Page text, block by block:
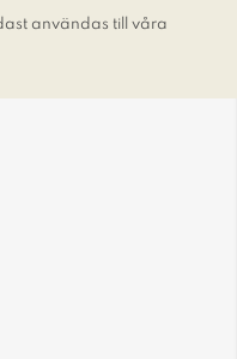
användas till våra